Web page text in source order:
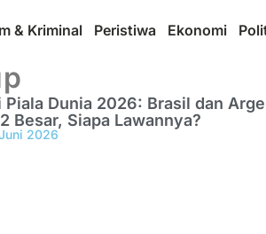
& Kriminal Peristiwa Ekonomi
Dunia 2026: Brasil dan
Besar, Siapa Lawannya?
2026